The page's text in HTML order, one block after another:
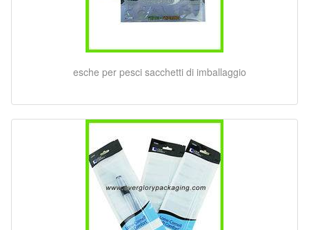
esche per pesci sacchetti di imballaggio